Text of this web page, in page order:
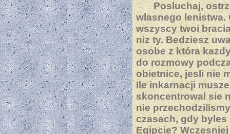
Posluchaj,
wlasnego lenistwa.
wszyscy twoi
niz ty. Bedziesz
osobe z która
do rozmowy
obietnice, jesli nie
Ile inkarnacji
skoncentrowal sie
nie
czasach, gdy byles
Egipcie?